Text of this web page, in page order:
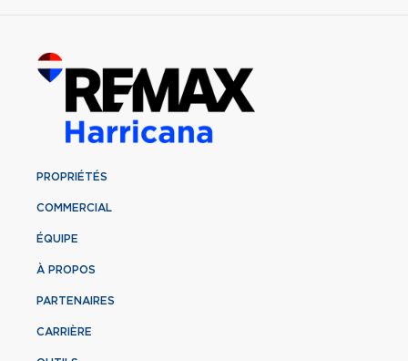
PROPRIÉTÉS
COMMERCIAL
ÉQUIPE
À PROPOS
PARTENAIRES
CARRIÈRE